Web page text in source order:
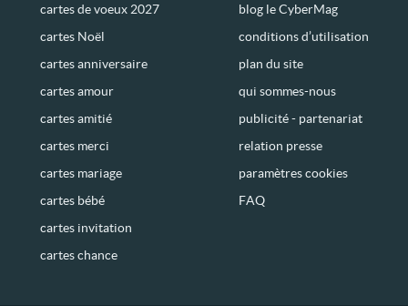
cartes de voeux 2027
cartes Noël
cartes anniversaire
cartes amour
cartes amitié
cartes merci
cartes mariage
cartes bébé
cartes invitation
cartes chance
blog le CyberMag
conditions d’utilisation
plan du site
qui sommes-nous
publicité - partenariat
relation presse
paramètres cookies
FAQ